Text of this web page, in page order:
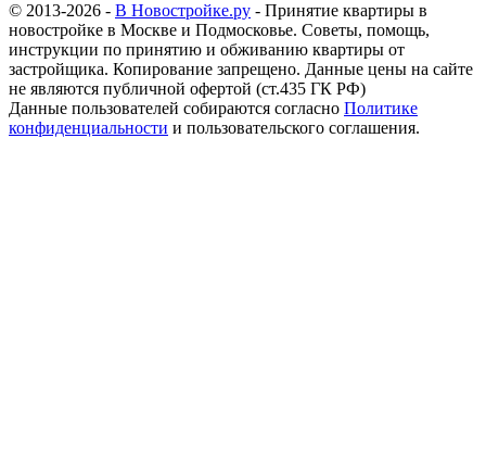
© 2013-2026 - В Новостройке.ру - Принятие квартиры в
новостройке в Москве и Подмосковье. Советы, помощь,
инструкции по принятию и обживанию квартиры от
застройщика. Копирование запрещено. Данные цены на сайте
не являются публичной офертой (ст.435 ГК РФ)
Данные пользователей собираются согласно Политике
конфиденциальности и пользовательского соглашения.